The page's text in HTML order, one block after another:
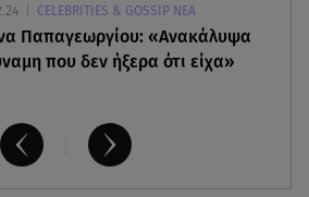
CELEBRITIES & GOSSIP ΝΕΑ
Παπαγεωργίου: «Ανακάλυψα
που δεν ήξερα ότι είχα»